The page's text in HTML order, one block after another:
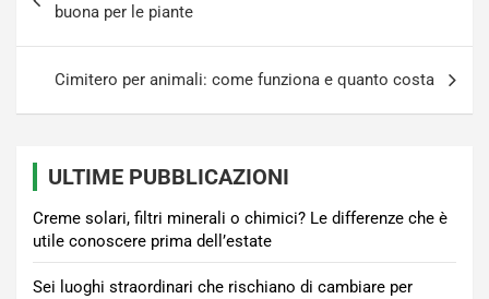
articoli
buona per le piante
Cimitero per animali: come funziona e quanto costa
ULTIME PUBBLICAZIONI
Creme solari, filtri minerali o chimici? Le differenze che è
utile conoscere prima dell’estate
Sei luoghi straordinari che rischiano di cambiare per